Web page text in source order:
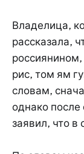
Владелица,
рассказала,
рис, том ям
словам,
однако после
заявил, что в